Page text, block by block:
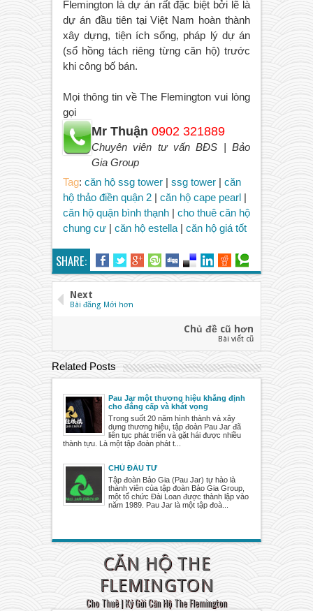
Flemington là dự án rất đặc biệt bởi lẽ là
dự án đầu tiên tại Việt Nam hoàn thành
xây dựng, tiện ích sống, pháp lý dự án
(sổ hồng tách riêng từng căn hộ) trước
khi công bố bán.
Mọi thông tin về The Flemington vui lòng
gọi
Mr Thuận 0902 321889
Chuyên viên tư vấn BĐS | Bảo
Gia Group
Tag: căn hộ ssg tower | ssg tower | căn
hộ thảo điền quận 2 | căn hộ cape pearl |
căn hộ quận bình thạnh | cho thuê căn hộ
chung cư | căn hộ estella | căn hộ giá tốt
SHARE:
Next
Bài đăng Mới hơn
Chủ đề cũ hơn
Bài viết cũ
Related Posts
Pau Jar một thương hiệu khẳng định
cho đẳng cấp và khát vọng
Trong suốt 20 năm hình thành và xây
dựng thương hiệu, tập đoàn Pau Jar đã
liên tục phát triển và gặt hái được nhiều
thành tựu. Là một tập đoàn phát t...
CHỦ ĐẦU TƯ
Tập đoàn Bảo Gia (Pau Jar) tự hào là
thành viên của tập đoàn Bảo Gia Group,
một tổ chức Đài Loan được thành lập vào
năm 1989. Pau Jar là một tập đoà...
CĂN HỘ THE
FLEMINGTON
Cho Thuê | Ký Gửi Căn Hộ The Flemington